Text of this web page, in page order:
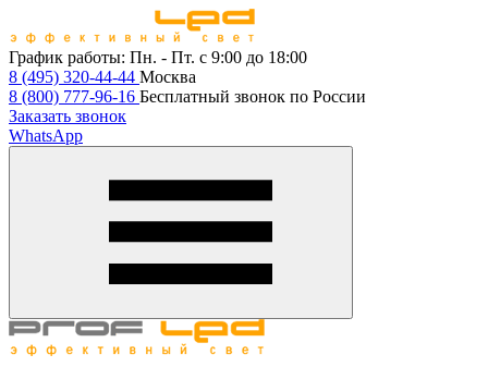
График работы: Пн. - Пт. с 9:00 до 18:00
8 (495) 320-44-44 Москва
8 (800) 777-96-16 Бесплатный звонок по России
Заказать звонок
WhatsApp